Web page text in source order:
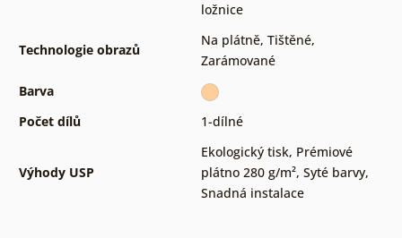
ložnice
Technologie obrazů
Na plátně, Tištěné,
Zarámované
Barva
Počet dílů
1-dílné
Výhody USP
Ekologický tisk, Prémiové
plátno 280 g/m², Syté barvy,
Snadná instalace